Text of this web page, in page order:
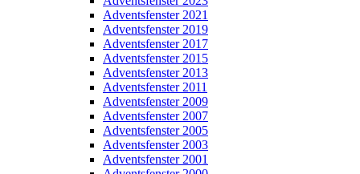
Adventsfenster 2021
Adventsfenster 2019
Adventsfenster 2017
Adventsfenster 2015
Adventsfenster 2013
Adventsfenster 2011
Adventsfenster 2009
Adventsfenster 2007
Adventsfenster 2005
Adventsfenster 2003
Adventsfenster 2001